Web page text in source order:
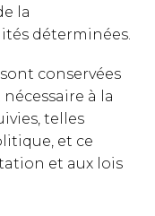
la
déterminées.
conservées
à la
telles
et ce
et aux lois